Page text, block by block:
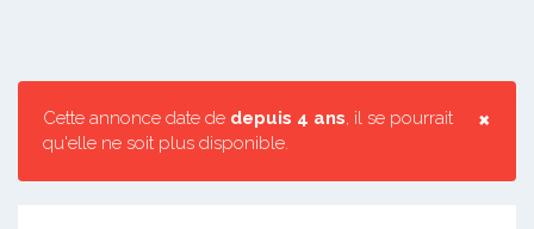
×
Cette annonce date de depuis 4 ans, il se pourrait
qu'elle ne soit plus disponible.